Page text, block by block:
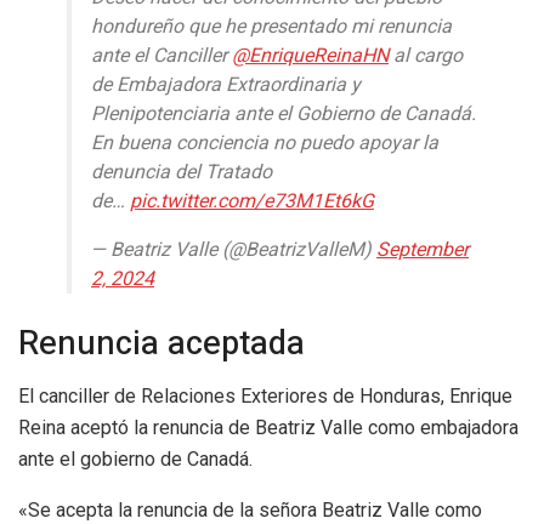
hondureño que he presentado mi renuncia
ante el Canciller@EnriqueReinaHNal cargo
de Embajadora Extraordinaria y
Plenipotenciaria ante el Gobierno de Canadá.
En buena conciencia no puedo apoyar la
denuncia del Tratado
de… pic.twitter.com/e73M1Et6kG
— Beatriz Valle (@BeatrizValleM)September
2, 2024
Renuncia aceptada
El canciller de Relaciones Exteriores de Honduras, Enrique
Reina aceptó la renuncia de Beatriz Valle como embajadora
ante el gobierno de Canadá.
«Se acepta la renuncia de la señora Beatriz Valle como